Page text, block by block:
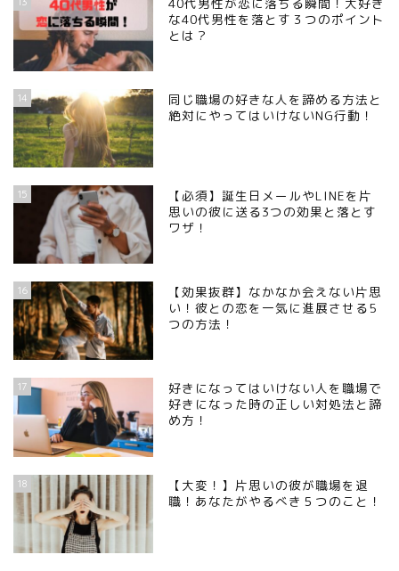
な40代男性を落とす３つのポイント
とは？
14
同じ職場の好きな人を諦める方法と
絶対にやってはいけないNG行動！
15
【必須】誕生日メールやLINEを片
思いの彼に送る3つの効果と落とす
ワザ！
16
【効果抜群】なかなか会えない片思
い！彼との恋を一気に進展させる5
つの方法！
17
好きになってはいけない人を職場で
好きになった時の正しい対処法と諦
め方！
18
【大変！】片思いの彼が職場を退
職！あなたがやるべき５つのこと！